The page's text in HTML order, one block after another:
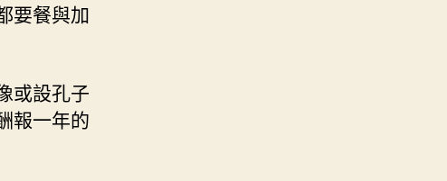
要餐與加
或設孔子
報一年的